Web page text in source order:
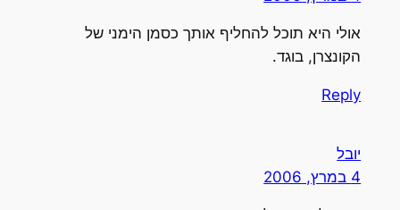
אולי היא תוכל להחליף אותך כסמן הימני של
הקונצרן, בוגד.
Reply
יובל
4 במרץ, 2006